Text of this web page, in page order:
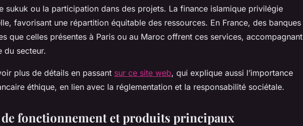
sukuk ou la participation dans des projets. La finance islamique privilégie
favorisant une répartition équitable des ressources. En France, des banques
que celles présentes à Paris ou au Maroc offrent ces services, accompagnant
du secteur.
plus de détails en passant sur ce site web, qui explique aussi l’importance
éthique, en lien avec la réglementation et la responsabilité sociétale.
fonctionnement et produits principaux